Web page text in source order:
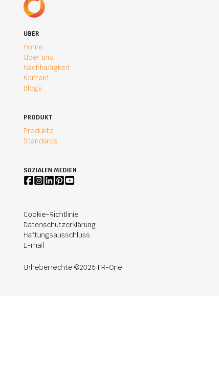
UBER
Home
Über uns
Nachhaltigkeit
Kontakt
Blogs
PRODUKT
Produkte
Standards
SOZIALEN MEDIEN
Cookie-Richtlinie
Datenschutzerklärung
Haftungsausschluss
E-mail
Urheberrechte ©2026 FR-One